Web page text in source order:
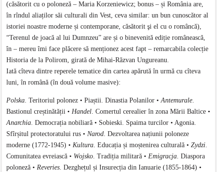
(căsătorit cu o poloneză – Maria Korzeniewicz; bonus – și România are,
în rîndul aliaților săi culturali din Vest, ceva similar: un bun cunoscător al
istoriei noastre moderne și contemporane, căsătorit şi el cu o româncă),
“Terenul de joacă al lui Dumnzeu” are și o binevenită ediție românească,
în – mereu îmi face plăcere să menționez acest fapt – remarcabila colecție
Historia de la Polirom, girată de Mihai-Răzvan Ungureanu.
Iată cîteva dintre reperele tematice din cartea apărută în urmă cu cîteva
luni, în română (în două volume masive):
Polska. Teritoriul polonez • Piaștii. Dinastia Polanilor •Antemurale.
Bastionul creștinătății •Handel. Comertul cerealier în zona Mării Baltice •
Anarchia. Democrația nobiliară • Sobieski. Spaima turcilor • Agonia.
Sfîrșitul protectoratului rus •Narod. Dezvoltarea națiunii poloneze
moderne (1772-1945) •Kultura. Educația și moștenirea culturală •Zydzi.
Comunitatea evreiască • Wojsko. Tradiția militară •Emigracja. Diaspora
poloneză •Reveries. Dezghețul și Insurecția din Ianuarie (1855-1864) •